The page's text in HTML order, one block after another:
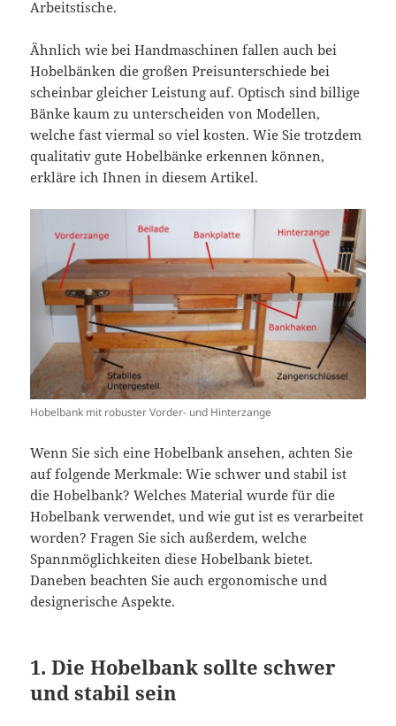
Arbeitstische.
Ähnlich wie bei Handmaschinen fallen auch bei
Hobelbänken die großen Preisunterschiede bei
scheinbar gleicher Leistung auf. Optisch sind billige
Bänke kaum zu unterscheiden von Modellen,
welche fast viermal so viel kosten. Wie Sie trotzdem
qualitativ gute Hobelbänke erkennen können,
erkläre ich Ihnen in diesem Artikel.
Hobelbank mit robuster Vorder- und Hinterzange
Wenn Sie sich eine Hobelbank ansehen, achten Sie
auf folgende Merkmale: Wie schwer und stabil ist
die Hobelbank? Welches Material wurde für die
Hobelbank verwendet, und wie gut ist es verarbeitet
worden? Fragen Sie sich außerdem, welche
Spannmöglichkeiten diese Hobelbank bietet.
Daneben beachten Sie auch ergonomische und
designerische Aspekte.
1. Die Hobelbank sollte schwer
und stabil sein